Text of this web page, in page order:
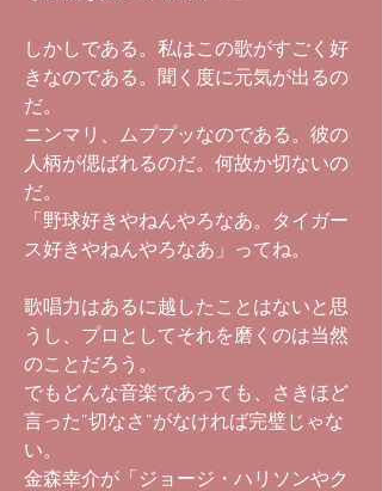
しかしである。私はこの歌がすごく好
きなのである。聞く度に元気が出るの
だ。
ニンマリ、ムププッなのである。彼の
人柄が偲ばれるのだ。何故か切ないの
だ。
「野球好きやねんやろなあ。タイガー
ス好きやねんやろなあ」ってね。
歌唱力はあるに越したことはないと思
うし、プロとしてそれを磨くのは当然
のことだろう。
でもどんな音楽であっても、さきほど
言った”切なさ”がなければ完璧じゃな
い。
金森幸介が「ジョージ・ハリソンやク